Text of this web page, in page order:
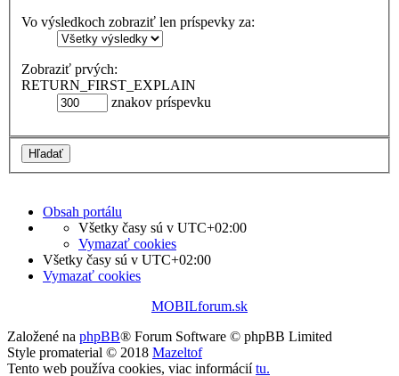
Vo výsledkoch zobraziť len príspevky za:
Zobraziť prvých:
RETURN_FIRST_EXPLAIN
znakov príspevku
Obsah portálu
Všetky časy sú v UTC+02:00
Vymazať cookies
Všetky časy sú v UTC+02:00
Vymazať cookies
MOBILforum.sk
Založené na phpBB® Forum Software © phpBB Limited
Style promaterial © 2018 Mazeltof
Tento web používa cookies, viac informáciítu.